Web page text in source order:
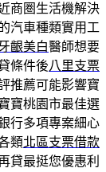
商圏生活機解決
汽車種類實用工
牙齦美白醫師想要
條件後八里支票
推薦可能影響寶
寶桃園市最佳選
行多項專案細心
類北區支票借款
貸最挺您優惠利